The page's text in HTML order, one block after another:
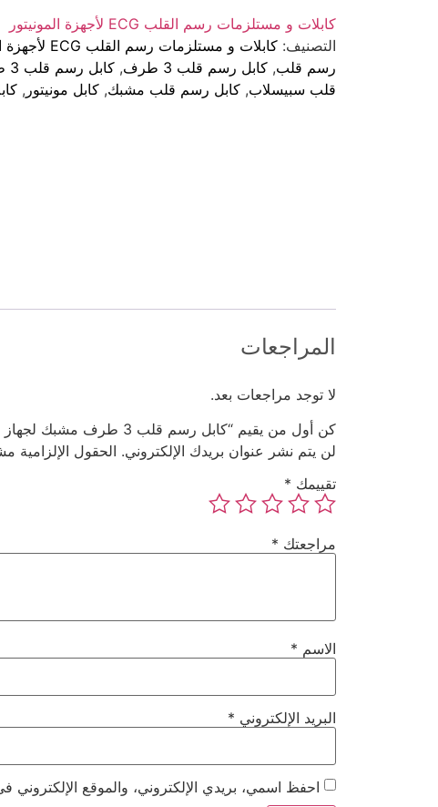
كابلات و مستلزمات رسم القلب ECG لأجهزة المونيتور
التصنيف: كابلات و مستلزمات رسم القلب ECG لأجهزة المونيتور
رسم قلب, كابل رسم قلب 3 طرف , كابل رسم قلب 3 طرف مشبك
قلب سبيسلاب, كابل رسم قلب مشبك, كابل مونيتور ,
المراجعات
لا توجد مراجعات بعد.
كن أول من يقيم “كابل رسم قلب 3 طرف مشبك لجهاز مونيتور سبيسلاب 6 بن”
لن يتم نشر عنوان بريدك الإلكتروني. الحقول الإلزامية
تقييمك *
مراجعتك *
الاسم *
البريد الإلكتروني *
احفظ اسمي، بريدي الإلكتروني، والموقع الإلكتروني